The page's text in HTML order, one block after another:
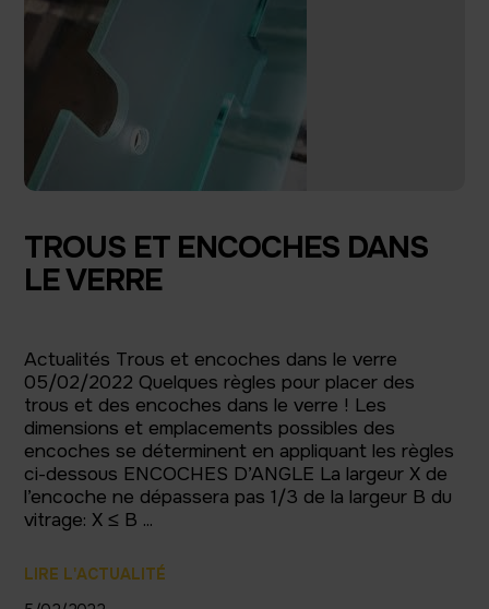
TROUS ET ENCOCHES DANS
LE VERRE
Actualités Trous et encoches dans le verre
05/02/2022 Quelques règles pour placer des
trous et des encoches dans le verre ! Les
dimensions et emplacements possibles des
encoches se déterminent en appliquant les règles
ci-dessous ENCOCHES D’ANGLE La largeur X de
l’encoche ne dépassera pas 1/3 de la largeur B du
vitrage: X ≤ B ...
LIRE L'ACTUALITÉ